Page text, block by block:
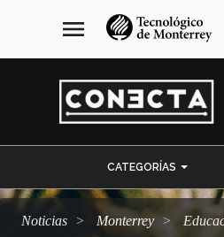
navegación
principal
menu
CATEGORÍAS
Noticias Monterrey